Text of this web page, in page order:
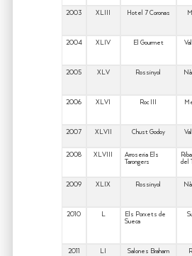
2003
XLIII Hotel 7 Coronas
2004
XLIV El Gourmet
2005
XLV Rossinyol
2006
XLVI Roc III
2007
XLVII Chust Godoy
2008
XLVIII
Arroseria Els
Tarongers
del
2009
XLIX Rossinyol
2010
L
Els Porxets de
Sueca
2011
LI Salones Braham